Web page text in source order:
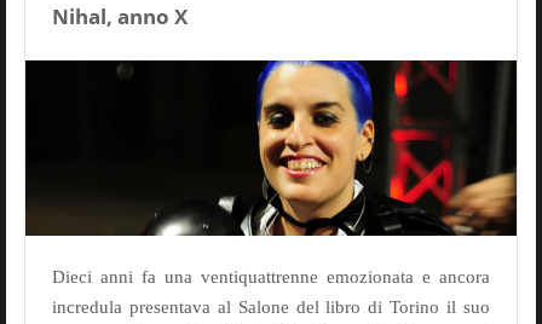
Nihal, anno X
Dieci anni fa una ventiquattrenne emozionata e ancora
incredula presentava al Salone del libro di Torino il suo